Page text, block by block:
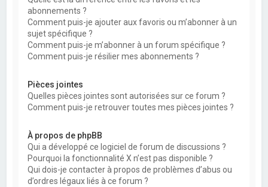
abonnements ?
Comment puis-je ajouter aux favoris ou m’abonner à un
sujet spécifique ?
Comment puis-je m’abonner à un forum spécifique ?
Comment puis-je résilier mes abonnements ?
Pièces jointes
Quelles pièces jointes sont autorisées sur ce forum ?
Comment puis-je retrouver toutes mes pièces jointes ?
À propos de phpBB
Qui a développé ce logiciel de forum de discussions ?
Pourquoi la fonctionnalité X n’est pas disponible ?
Qui dois-je contacter à propos de problèmes d’abus ou
d’ordres légaux liés à ce forum ?